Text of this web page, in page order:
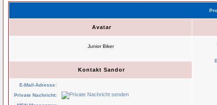
Avatar
Junior Biker
Kontakt Sandor
E-Mail-Adresse:
Private Nachricht: